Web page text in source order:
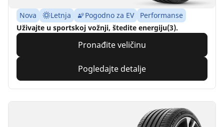
Nova Letnja Pogodno za EV
Performanse
Uživajte u sportskoj vožnji, štedite energiju(3).
Pronađite veličinu
Pogledajte detalje